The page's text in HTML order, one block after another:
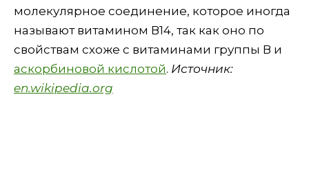
молекулярное соединение, которое иногда
называют витамином В14, так как оно по
свойствам схоже с витаминами группы В и
аскорбиновой кислотой. Источник:
en.wikipedia.org